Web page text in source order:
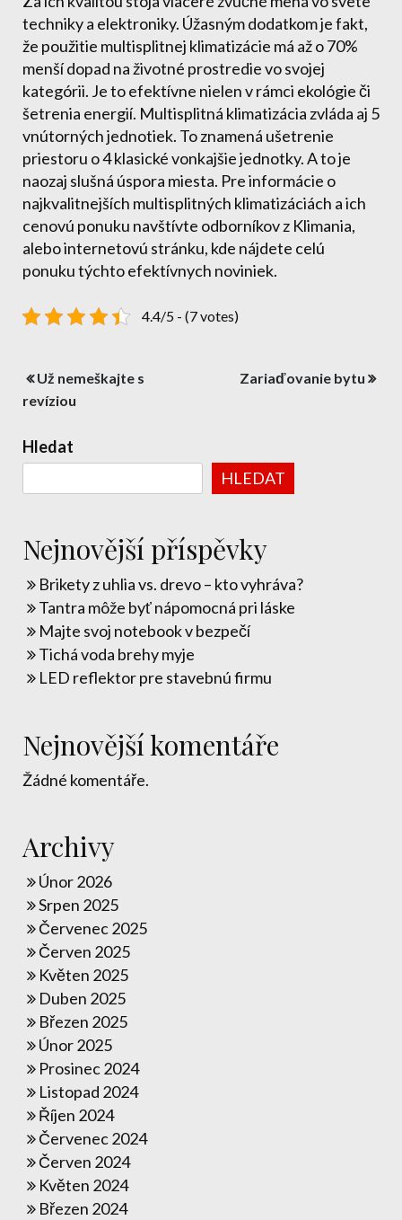
techniky a elektroniky. Úžasným dodatkom je fakt,
že použitie multisplitnej klimatizácie má až o 70%
menší dopad na životné prostredie vo svojej
kategórii. Je to efektívne nielen v rámci ekológie či
šetrenia energií. Multisplitná klimatizácia zvláda aj 5
vnútorných jednotiek. To znamená ušetrenie
priestoru o 4 klasické vonkajšie jednotky. A to je
naozaj slušná úspora miesta. Pre informácie o
najkvalitnejších multisplitných klimatizáciách a ich
cenovú ponuku navštívte odborníkov z Klimania,
alebo internetovú stránku, kde nájdete celú
ponuku týchto efektívnych noviniek.
4.4/5 - (7 votes)
Navigace
pro
příspěvek
Už nemeškajte s
revíziou
Zariaďovanie bytu
Hledat
HLEDAT
Nejnovější příspěvky
Brikety z uhlia vs. drevo – kto vyhráva?
Tantra môže byť nápomocná pri láske
Majte svoj notebook v bezpečí
Tichá voda brehy myje
LED reflektor pre stavebnú firmu
Nejnovější komentáře
Žádné komentáře.
Archivy
Únor 2026
Srpen 2025
Červenec 2025
Červen 2025
Květen 2025
Duben 2025
Březen 2025
Únor 2025
Prosinec 2024
Listopad 2024
Říjen 2024
Červenec 2024
Červen 2024
Květen 2024
Březen 2024